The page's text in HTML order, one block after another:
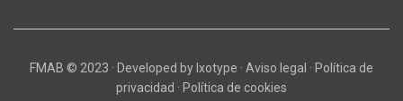
FMAB © 2023 · Developed by Ixotype · Aviso legal · Política de
privacidad · Política de cookies